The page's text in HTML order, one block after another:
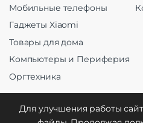
Мобильные телефоны
Гаджеты Xiaomi
Товары для дома
Компьютеры и Периферия
Оргтехника
Для улучшения работы